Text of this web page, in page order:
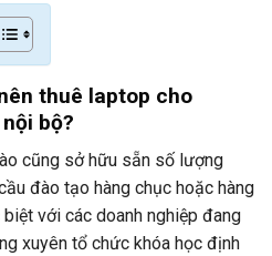
thuê laptop cho
bộ?
cũng sở hữu sẵn số lượng
đào tạo hàng chục hoặc hàng
với các doanh nghiệp đang
xuyên tổ chức khóa học định